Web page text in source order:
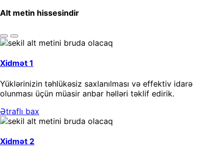
Alt metin hissesindir
Xidmət 1
Yüklərinizin təhlükəsiz saxlanılması və effektiv idarə
olunması üçün müasir anbar həlləri təklif edirik.
Ətraflı bax
Xidmət 2